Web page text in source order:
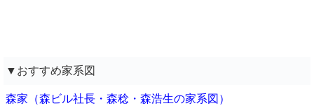
▼おすすめ家系図
森家（森ビル社長・森稔・森浩生の家系図）